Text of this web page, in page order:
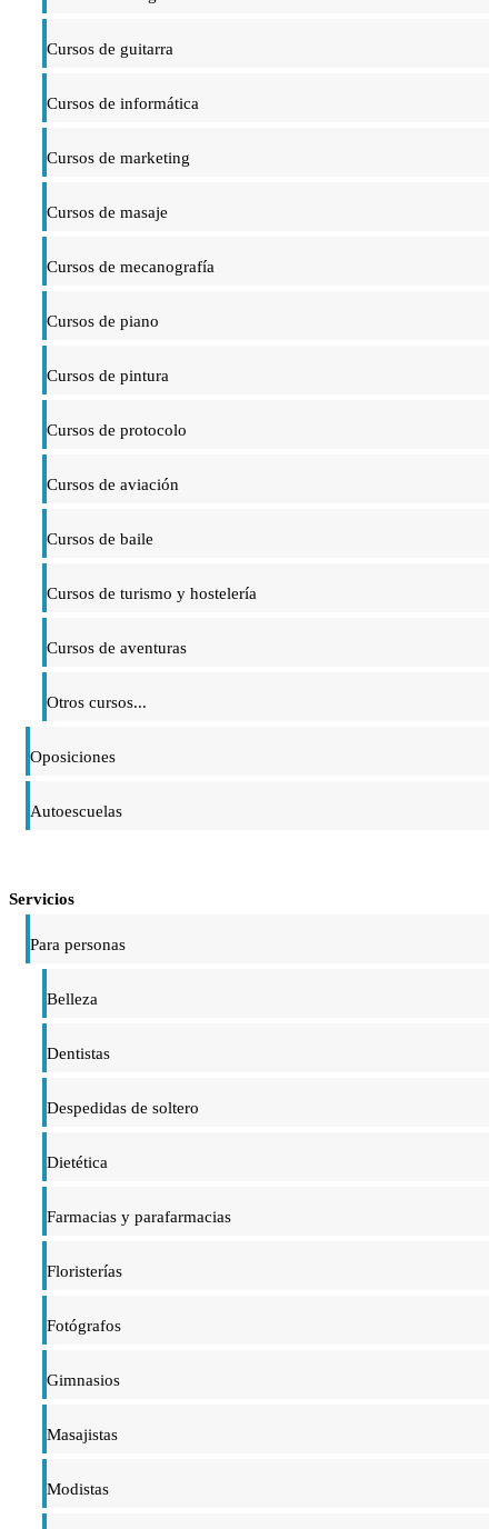
Cursos de guitarra
Cursos de informática
Cursos de marketing
Cursos de masaje
Cursos de mecanografía
Cursos de piano
Cursos de pintura
Cursos de protocolo
Cursos de aviación
Cursos de baile
Cursos de turismo y hostelería
Cursos de aventuras
Otros cursos...
Oposiciones
Autoescuelas
Servicios
Para personas
Belleza
Dentistas
Despedidas de soltero
Dietética
Farmacias y parafarmacias
Floristerías
Fotógrafos
Gimnasios
Masajistas
Modistas